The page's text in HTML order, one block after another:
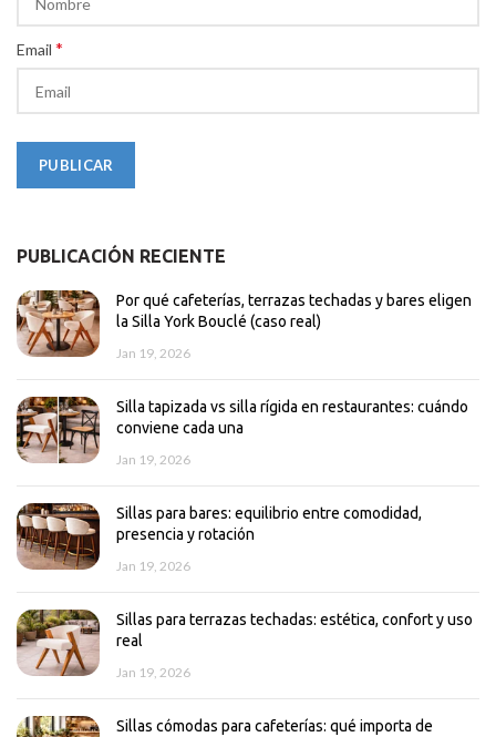
Email *
PUBLICACIÓN RECIENTE
Por qué cafeterías, terrazas techadas y bares eligen
la Silla York Bouclé (caso real)
Jan 19, 2026
Silla tapizada vs silla rígida en restaurantes: cuándo
conviene cada una
Jan 19, 2026
Sillas para bares: equilibrio entre comodidad,
presencia y rotación
Jan 19, 2026
Sillas para terrazas techadas: estética, confort y uso
real
Jan 19, 2026
Sillas cómodas para cafeterías: qué importa de